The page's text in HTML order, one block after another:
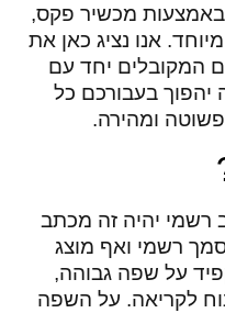
מכשיר פקס,
אנו נציג כאן את
המקובלים יחד עם
בעבורכם כל
ומהירה.
רשמי יהיה זה מכתב
רשמי ואף מוצג
על שפה גבוהה,
ונוח לקריאה. על השפה